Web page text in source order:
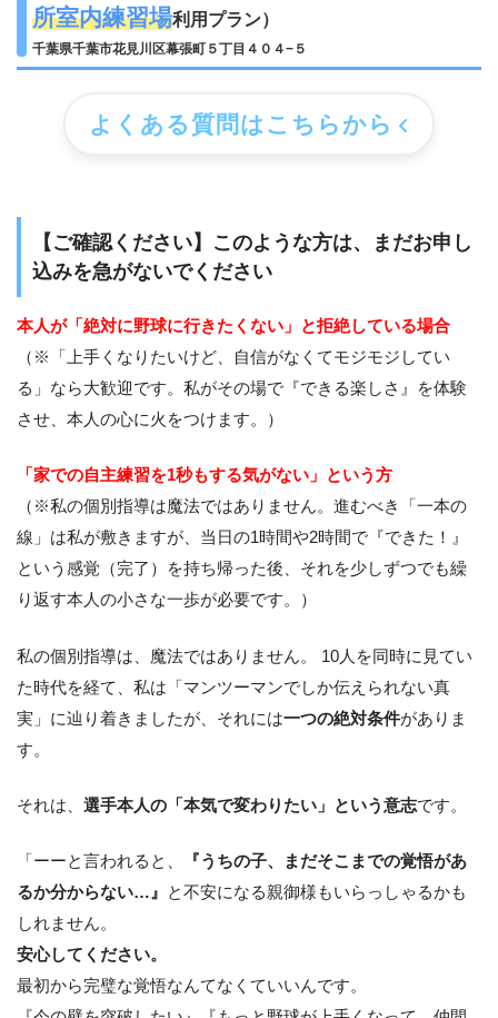
所室内練習場利用プラン）
千葉県千葉市花見川区幕張町５丁目４０４−５
よくある質問はこちらから
【ご確認ください】このような方は、まだお申し
込みを急がないでください
本人が「絶対に野球に行きたくない」と拒絶している場合
（※「上手くなりたいけど、自信がなくてモジモジしてい
る」なら大歓迎です。私がその場で『できる楽しさ』を体験
させ、本人の心に火をつけます。）
「家での自主練習を1秒もする気がない」という方
（※私の個別指導は魔法ではありません。進むべき「一本の
線」は私が敷きますが、当日の1時間や2時間で『できた！』
という感覚（完了）を持ち帰った後、それを少しずつでも繰
り返す本人の小さな一歩が必要です。）
私の個別指導は、魔法ではありません。 10人を同時に見てい
た時代を経て、私は「マンツーマンでしか伝えられない真
実」に辿り着きましたが、それには一つの絶対条件がありま
す。
それは、 選手本人の「本気で変わりたい」という意志です。
「ーーと言われると、
『うちの子、まだそこまでの覚悟があ
るか分からない…』
と不安になる親御様もいらっしゃるかも
しれません。
安心してください。
最初から完璧な覚悟なんてなくていいんです。